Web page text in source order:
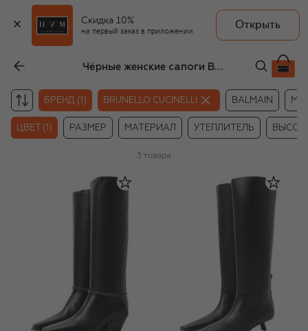
Скидка 10%
на первый заказ в приложении
Открыть
Чёрные женские сапоги Brunello Cucinelli
БРЕНД (1) BRUNELLO CUCINELLI BALMAIN
ЦВЕТ (1) РАЗМЕР МАТЕРИАЛ УТЕПЛИТЕЛЬ
3 товара